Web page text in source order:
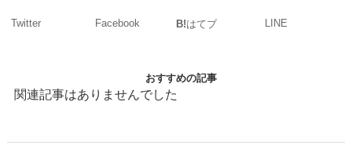
Twitter Facebook B!はてブ LINE
おすすめの記事
関連記事はありませんでした